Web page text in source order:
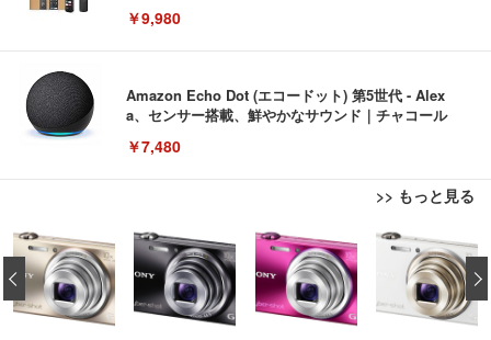
￥9,980
Amazon Echo Dot (エコードット) 第5世代 - Alex
a、センサー搭載、鮮やかなサウンド｜チャコール
￥7,480
>> もっと見る
[EdoErgo] オフィスチェア 椅子 テレワーク 疲れな
い 跳ね上げ式アームレスト コンパクト 約105度ロッ
キング pc 事務椅子 360度回転 座面昇降 強化ナイロ
ン樹脂ベース 通気性メッシュ 在宅ワーク H-WY01
(黒網+黒枠+黒足)
￥5,699
EIZO ビジネス向けプレミアムモニター | FlexScan
EV3240X-WT | 31.5型4K UHD・USB Type-C・ホワ
イト
￥105,595
Amazonベーシック ペットシーツ 薄型 レギュラー 1
回使い捨て 無香料 ホワイト 300枚
￥3,373
‹